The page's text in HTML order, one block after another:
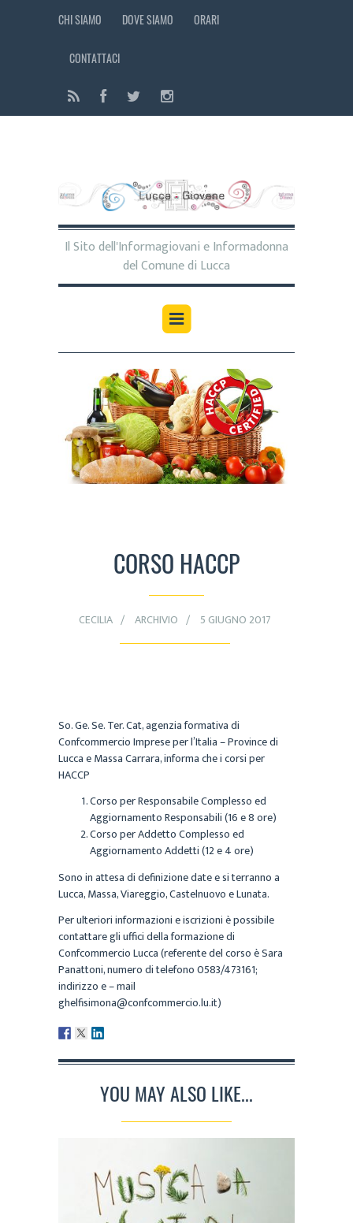
CHI SIAMO DOVE SIAMO ORARI
CONTATTACI
Il Sito dell'Informagiovani e Informadonna
del Comune di Lucca
CORSO HACCP
CECILIA ARCHIVIO 5 GIUGNO 2017
So. Ge. Se. Ter. Cat, agenzia formativa di
Confcommercio Imprese per l’Italia – Province di
Lucca e Massa Carrara, informa che i corsi per
HACCP
Corso per Responsabile Complesso ed
Aggiornamento Responsabili (16 e 8 ore)
Corso per Addetto Complesso ed
Aggiornamento Addetti (12 e 4 ore)
Sono in attesa di definizione date e si terranno a
Lucca, Massa, Viareggio, Castelnuovo e Lunata.
Per ulteriori informazioni e iscrizioni è possibile
contattare gli uffici della formazione di
Confcommercio Lucca (referente del corso è Sara
Panattoni, numero di telefono 0583/473161;
indirizzo e – mail
ghelfisimona@confcommercio.lu.it)
YOU MAY ALSO LIKE...